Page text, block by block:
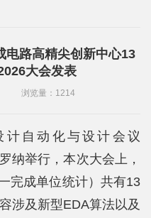
电路高精尖创新中心13
大会发表
浏览量： 1214
自动化与设计会议
纳举行，本次大会上，
完成单位统计）共有13
涉及新型EDA算法以及